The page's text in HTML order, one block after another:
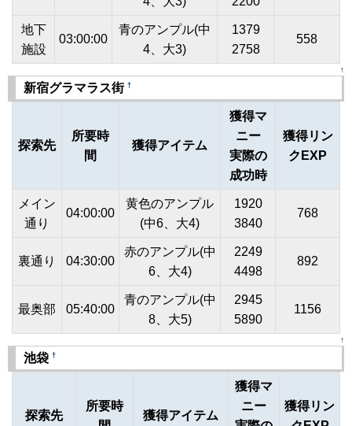
地下
施設
03:00:00
青のアンプル(中
4、大3)
1379
2758
558
↑
新宿グラマラス街 †
探索先
所要時
間
獲得アイテム
獲得マ
ニー
実際の
成功時
獲得リン
クEXP
メイン
通り
04:00:00
黄色のアンプル
(中6、大4)
1920
3840
768
裏通り 04:30:00
赤のアンプル(中
6、大4)
2249
4498
892
最奥部 05:40:00
青のアンプル(中
8、大5)
2945
5890
1156
↑
池袋 †
探索先
所要時
獲得アイテム
獲得マ
ニー
獲得リン